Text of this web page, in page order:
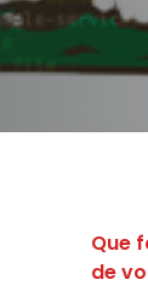
Que
de